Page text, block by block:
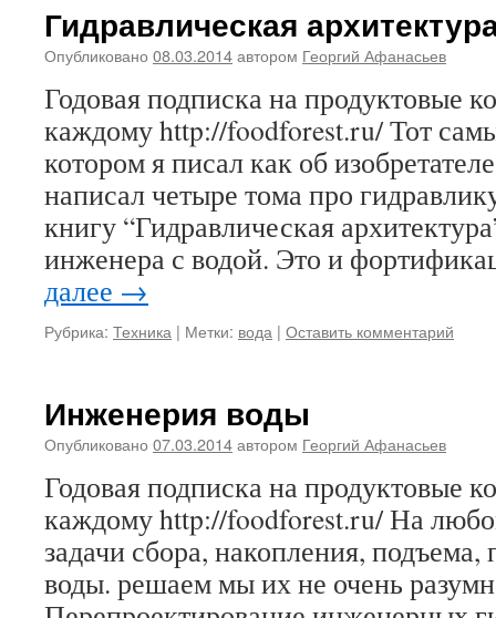
Гидравлическая
Опубликовано 08.03.2014автором Георгий Афанасьев
Годовая подписка на продуктовые
каждому http://foodforest.ru/ Тот
котором я писал как об
написал четыре тома про
книгу “Гидравлическая
инженера с водой. Это и
далее →
Рубрика: Техника | Метки: вода | Оставить комментарий
Инженерия воды
Опубликовано 07.03.2014автором Георгий Афанасьев
Годовая подписка на продуктовые
каждому http://foodforest.ru/ На
задачи сбора, накопления, подъема,
воды. решаем мы их не очень